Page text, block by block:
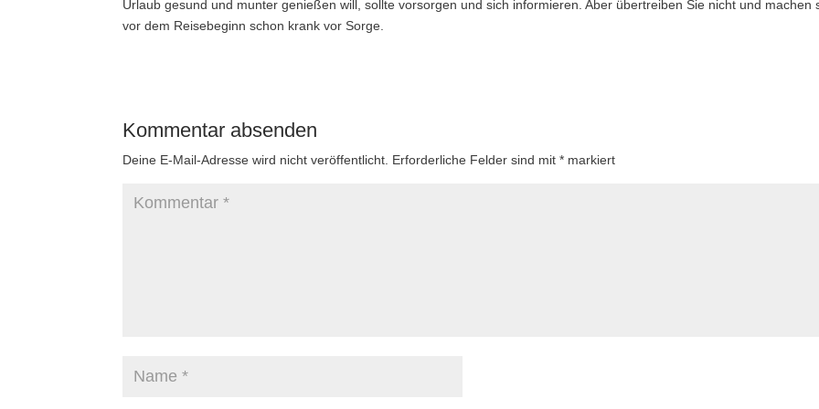
Urlaub gesund und munter genießen will, sollte vorsorgen und sich informieren. Aber übertreiben Sie nicht und machen
vor dem Reisebeginn schon krank vor Sorge.
Kommentar absenden
Deine E-Mail-Adresse wird nicht veröffentlicht. Erforderliche Felder sind mit* markiert